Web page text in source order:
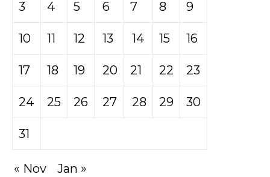
3 4 5 6 7 8 9
10 11 12 13 14 15 16
17 18 19 20 21 22 23
24 25 26 27 28 29 30
31
« Nov Jan »